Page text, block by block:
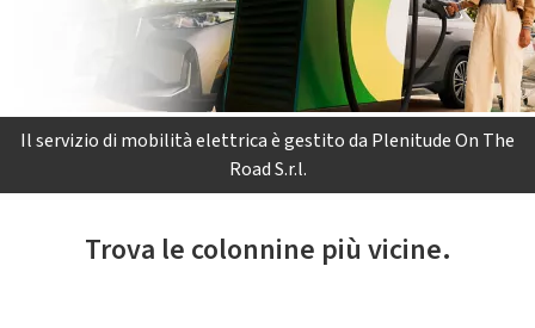
Il servizio di mobilità elettrica è gestito da Plenitude On The
Road S.r.l.
Trova le colonnine più vicine.